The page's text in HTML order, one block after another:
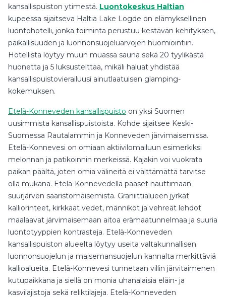
kansallispuiston ytimestä. Luontokeskus Haltian
kupeessa sijaitseva Haltia Lake Logde on elämyksellinen
luontohotelli, jonka toiminta perustuu kestävän kehityksen,
paikallisuuden ja luonnonsuojeluarvojen huomiointiin.
Hotellista löytyy muun muassa sauna sekä 20 tyylikästä
huonetta ja 5 luksustelttaa, mikäli haluat yhdistää
kansallispuistovierailuusi ainutlaatuisen glamping-
kokemuksen.
Etelä-Konneveden kansallispuisto on yksi Suomen
uusimmista kansallispuistoista. Kohde sijaitsee Keski-
Suomessa Rautalammin ja Konneveden järvimaisemissa.
Etelä-Konnevesi on omiaan aktiivilomailuun esimerkiksi
melonnan ja patikoinnin merkeissä. Kajakin voi vuokrata
paikan päältä, joten omia välineitä ei välttämättä tarvitse
olla mukana. Etelä-Konnevedellä pääset nauttimaan
suurjärven saaristomaisemista. Graniittialueen jyrkät
kalliorinteet, kirkkaat vedet, männiköt ja vehreät lehdot
maalaavat järvimaisemaan aitoa erämaatunnelmaa ja suuria
luontotyyppien kontrasteja. Etelä-Konneveden
kansallispuiston alueelta löytyy useita valtakunnallisen
luonnonsuojelun ja maisemansuojelun kannalta merkittäviä
kallioalueita. Etelä-Konnevesi tunnetaan villin järvitaimenen
kutupaikkana ja siellä on monia uhanalaisia eläin- ja
kasvilajistoja sekä reliktilajeja. Etelä-Konneveden